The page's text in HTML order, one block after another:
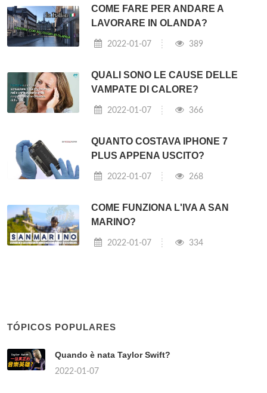
COME FARE PER ANDARE A
LAVORARE IN OLANDA?
2022-01-07 389
QUALI SONO LE CAUSE DELLE
VAMPATE DI CALORE?
2022-01-07 366
QUANTO COSTAVA IPHONE 7
PLUS APPENA USCITO?
2022-01-07 268
COME FUNZIONA L'IVA A SAN
MARINO?
2022-01-07 334
TÓPICOS POPULARES
Quando è nata Taylor Swift?
2022-01-07